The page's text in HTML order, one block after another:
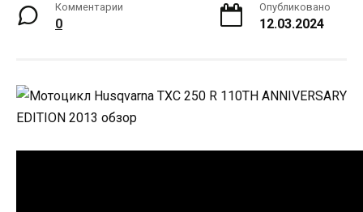
Комментарии
0
Опубликовано
12.03.2024